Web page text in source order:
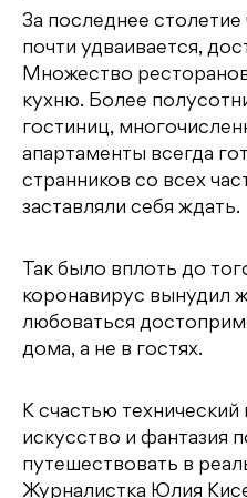
За последнее
почти удваивается,
Множество
кухню. Более
гостиниц,
апартаменты всегда
странников со всех
заставляли себя ждать.
Так было вплоть до
коронавирус вынудил
любоваться
дома, а не в гостях.
К счастью технический
искусство и фантазия
путешествовать в
Журналистка Юлия